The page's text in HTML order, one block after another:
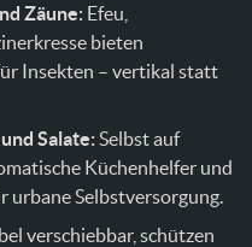
Zäune: Efeu,
bieten
Insekten – vertikal statt
Salate: Selbst auf
Küchenhelfer und
urbane Selbstversorgung.
verschiebbar, schützen